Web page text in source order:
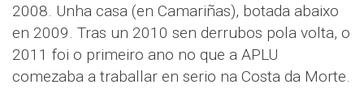
2008. Unha casa (en Camariñas), botada abaixo
en 2009. Tras un 2010 sen derrubos pola volta, o
2011 foi o primeiro ano no que a APLU
comezaba a traballar en serio na Costa da Morte.